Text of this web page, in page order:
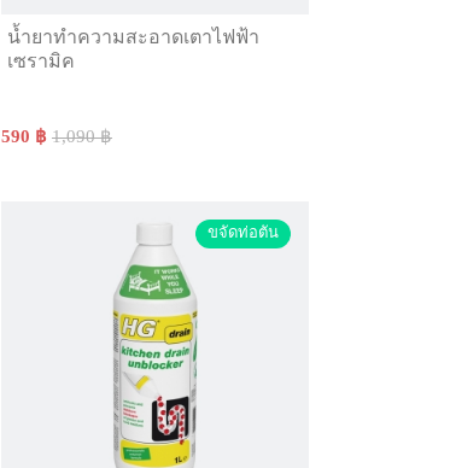
น้ำยาทำความสะอาดเตาไฟฟ้า
เซรามิค
590 ฿ 1,090 ฿
ขจัดท่อตัน